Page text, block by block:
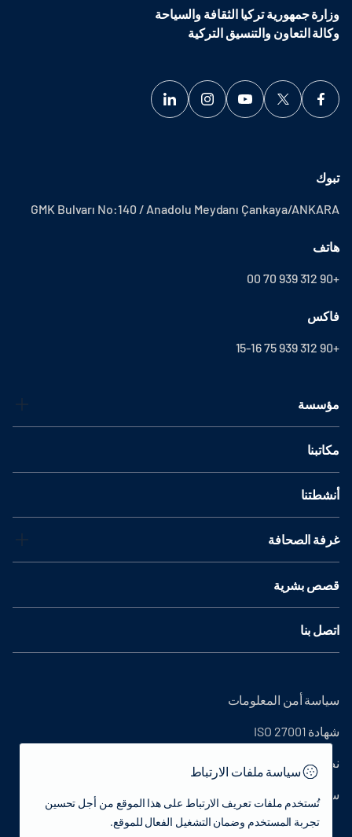
وزارة جمهورية تركيا الثقافة والسياحة
وكالة التعاون والتنسيق التركية
تبوك
GMK Bulvarı No:140 / Anadolu Meydanı Çankaya/ANKARA
هاتف
+90 312 939 70 00
فاكس
+90 312 939 75 15-16
مؤسسة
مكاتبنا
أنشطتنا
غرفة الصحافة
قصص بشرية
اتصل بنا
سياسة أمن المعلومات
شهادة ISO 27001
نص التوضيح
سياسة الخصوصية
سياسة ملفات الارتباط
تُستخدم ملفات تعريف الارتباط على هذا الموقع من أجل تحسين
تجربة المستخدم وضمان التشغيل الفعال للموقع.